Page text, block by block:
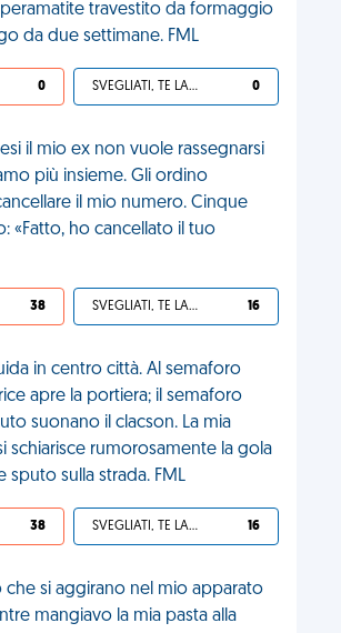
travestito da formaggio
da due settimane. FML
0 SVEGLIATI, TE LA SEI CERCATA! 0
il mio ex non vuole rassegnarsi
più insieme. Gli ordino
il mio numero. Cinque
«Fatto, ho cancellato il tuo
38 SVEGLIATI, TE LA SEI CERCATA! 16
in centro città. Al semaforo
apre la portiera; il semaforo
suonano il clacson. La mia
schiarisce rumorosamente la gola
sputo sulla strada. FML
38 SVEGLIATI, TE LA SEI CERCATA! 16
si aggirano nel mio apparato
mangiavo la mia pasta alla